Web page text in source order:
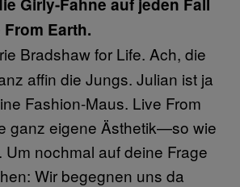
Earth.
Bradshaw for Life. Ach, die
affin die Jungs. Julian ist ja
Fashion-Maus. Live From
ganz eigene Ästhetik—so wie
nochmal auf deine Frage
Wir begegnen uns da